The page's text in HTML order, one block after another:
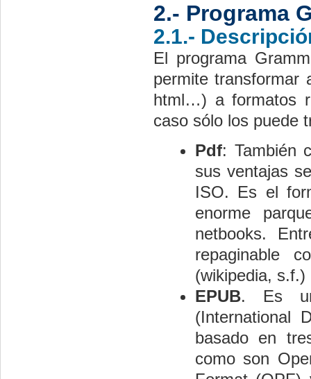
2.- Programa
2.1.-
El programa
permite transformar
html…) a formatos
caso sólo los puede
Pdf: También
sus ventajas
ISO. Es el
enorme
netbooks.
repaginable
(wikipedia, s.f.)
EPUB. Es
(International
basado en
como son